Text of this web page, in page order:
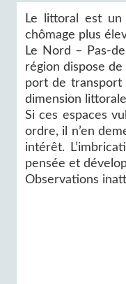
Le littoral est un
chômage plus
Le Nord – Pas-
région dispose
port de transport
dimension
Si ces espaces
ordre, il n’en
intérêt.
pensée et
Observations